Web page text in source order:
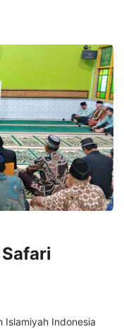
Islamiyah Indonesia